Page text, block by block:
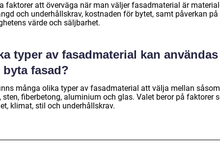
faktorer att överväga när man väljer fasadmaterial är
och underhållskrav, kostnaden för bytet, samt påverkan på
värde och säljbarhet.
typer av fasadmaterial kan användas
fasad?
många olika typer av fasadmaterial att välja mellan
sten, fiberbetong, aluminium och glas. Valet beror på faktorer
klimat, stil och underhållskrav.